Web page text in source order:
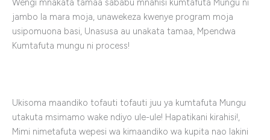
Wengi mnakata tamaa sababu mnahisi kumtafuta Mungu ni
jambo la mara moja, unawekeza kwenye program moja
usipomuona basi, Unasusa au unakata tamaa, Mpendwa
Kumtafuta mungu ni process!
Ukisoma maandiko tofauti tofauti juu ya kumtafuta Mungu
utakuta msimamo wake ndiyo ule-ule! Hapatikani kirahisi!,
Mimi nimetafuta wepesi wa kimaandiko wa kupita nao lakini